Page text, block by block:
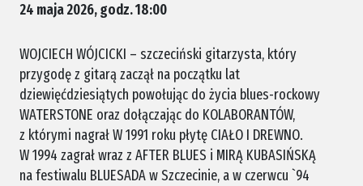
24 maja 2026, godz. 18:00
WOJCIECH WÓJCICKI – szczeciński gitarzysta, który
przygodę z gitarą zaczął na początku lat
dziewięćdziesiątych powołując do życia blues-rockowy
WATERSTONE oraz dołączając do KOLABORANTÓW,
z którymi nagrał W 1991 roku płytę CIAŁO I DREWNO.
W 1994 zagrał wraz z AFTER BLUES i MIRĄ KUBASIŃSKĄ
na festiwalu BLUESADA w Szczecinie, a w czerwcu `94